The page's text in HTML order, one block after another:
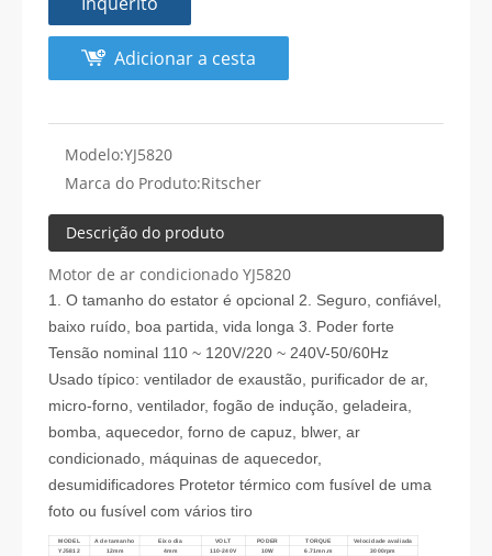
Adicionar a cesta
Modelo:YJ5820
Marca do Produto:Ritscher
Descrição do produto
Motor de ar condicionado YJ5820
1. O tamanho do estator é opcional 2. Seguro, confiável,
baixo ruído, boa partida, vida longa 3. Poder forte
Tensão nominal 110 ~ 120V/220 ~ 240V-50/60Hz
Usado típico: ventilador de exaustão, purificador de ar,
micro-forno, ventilador, fogão de indução, geladeira,
bomba, aquecedor, forno de capuz, blwer, ar
condicionado, máquinas de aquecedor,
desumidificadores Protetor térmico com fusível de uma
foto ou fusível com vários tiro
MODEL A de tamanho Eixo dia VOLT PODER TORQUE
Velocidade avaliada
YJ5812
12mm 4mm 110-240V 10W 6.71mn.m 3000rpm